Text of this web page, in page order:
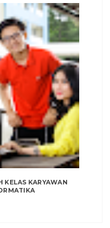
KELAS KARYAWAN